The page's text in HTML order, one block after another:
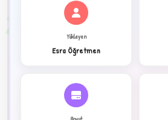
Yükleyen
Esra Öğretmen